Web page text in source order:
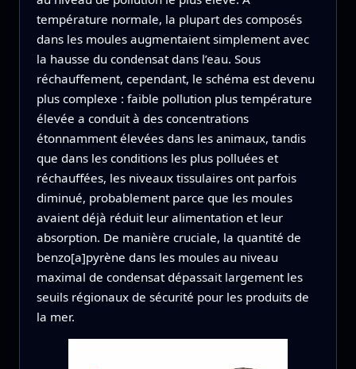
température normale, la plupart des composés
dans les moules augmentaient simplement avec
la hausse du condensat dans l’eau. Sous
réchauffement, cependant, le schéma est devenu
plus complexe : faible pollution plus température
élevée a conduit à des concentrations
étonnamment élevées dans les animaux, tandis
que dans les conditions les plus polluées et
réchauffées, les niveaux tissulaires ont parfois
diminué, probablement parce que les moules
avaient déjà réduit leur alimentation et leur
absorption. De manière cruciale, la quantité de
benzo[a]pyrène dans les moules au niveau
maximal de condensat dépassait largement les
seuils régionaux de sécurité pour les produits de
la mer.